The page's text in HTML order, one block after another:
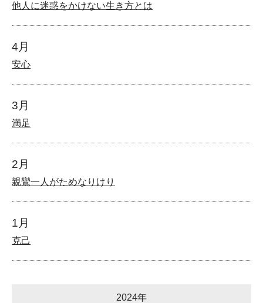
他人に迷惑をかけない生き方とは
4月
安心
3月
満足
2月
親鸞一人がためなりけり
1月
克己
2024年